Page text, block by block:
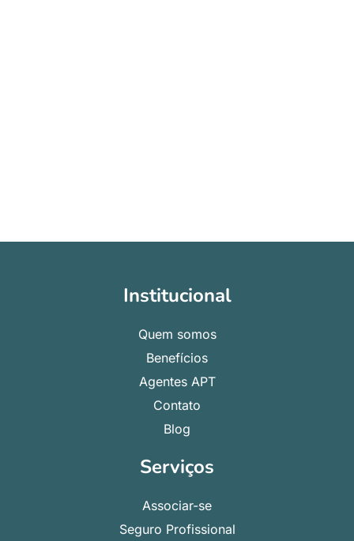
Institucional
Quem somos
Benefícios
Agentes APT
Contato
Blog
Serviços
Associar-se
Seguro Profissional